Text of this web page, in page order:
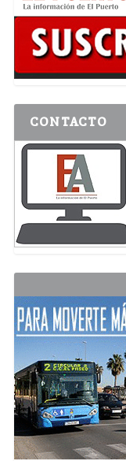
CONTACTO